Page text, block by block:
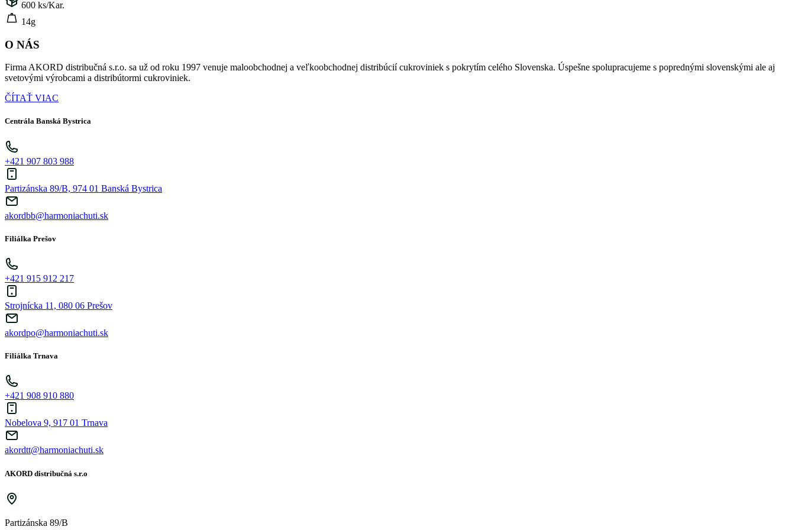
600 ks/Kar.
14g
O NÁS
Firma AKORD distribučná s.r.o. sa už od roku 1997 venuje maloobchodnej a veľkoobchodnej distribúcií cukroviniek s pokrytím celého Slovenska. Úspešne spolupracujeme s poprednými slovenskými ale aj
svetovými výrobcami a distribútormi cukroviniek.
ČÍTAŤ VIAC
Centrála Banská Bystrica
+421 907 803 988
Partizánska 89/B, 974 01 Banská Bystrica
akordbb@harmoniachuti.sk
Filiálka Prešov
+421 915 912 217
Strojnícka 11, 080 06 Prešov
akordpo@harmoniachuti.sk
Filiálka Trnava
+421 908 910 880
Nobelova 9, 917 01 Trnava
akordtt@harmoniachuti.sk
AKORD distribučná s.r.o
Partizánska 89/B